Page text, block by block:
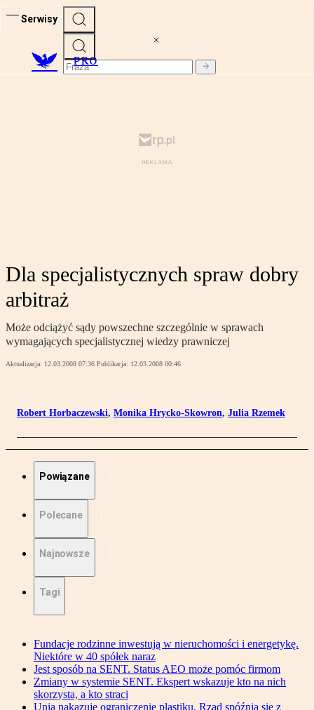
Serwisy
PRO
Dla specjalistycznych spraw dobry
arbitraż
Może odciążyć sądy powszechne szczególnie w sprawach
wymagających specjalistycznej wiedzy prawniczej
Aktualizacja: 12.03.2008 07:36 Publikacja: 12.03.2008 00:46
Robert Horbaczewski, Monika Hrycko-Skowron, Julia Rzemek
Powiązane
Polecane
Najnowsze
Tagi
Fundacje rodzinne inwestują w nieruchomości i energetykę.
Niektóre w 40 spółek naraz
Jest sposób na SENT. Status AEO może pomóc firmom
Zmiany w systemie SENT. Ekspert wskazuje kto na nich
skorzysta, a kto straci
Unia nakazuje ograniczenie plastiku. Rząd spóźnia się z